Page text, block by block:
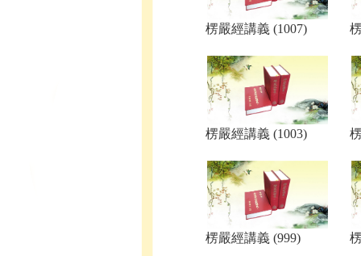
楞嚴經講義 (1007)
楞嚴經講義 (1003)
楞嚴經講義 (999)